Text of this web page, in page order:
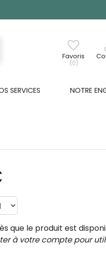
Favoris
(0)
SERVICES NOTRE
que le produit est
à votre compte pour